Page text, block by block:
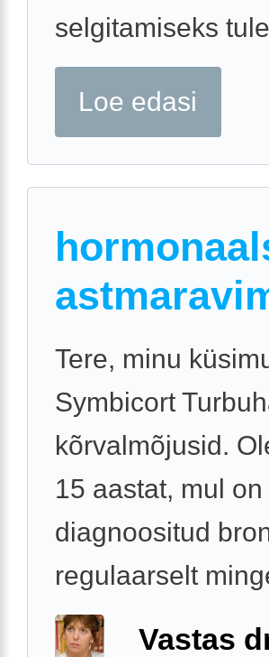
selgitamiseks
Loe edasi
Tere, minu
Symbicort
kõrvalmõjusid.
15 aastat, mul
diagnoositud
regulaarselt
Vastas